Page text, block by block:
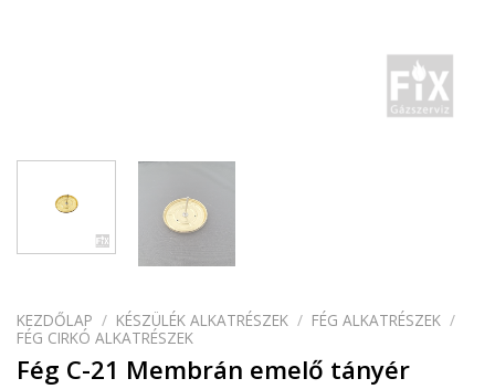
KEZDŐLAP / KÉSZÜLÉK ALKATRÉSZEK / FÉG ALKATRÉSZEK /
FÉG CIRKÓ ALKATRÉSZEK
Fég C-21 Membrán emelő tányér